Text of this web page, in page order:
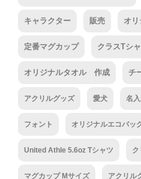
キャラクター 販売 オ
定番マグカップ クラスTシ
オリジナルタオル 作成 チ
アクリルグッズ 愛犬 名
フォント オリジナルエコバッ
United Athle 5.6oz Tシャツ ク
マグカップ Mサイズ アクリル